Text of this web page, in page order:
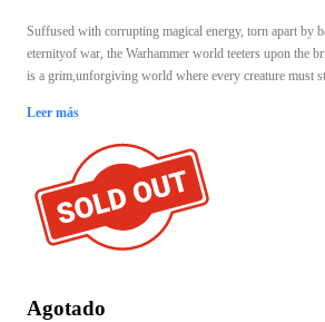
Suffused with corrupting magical energy, torn apart by
eternityof war, the Warhammer world teeters upon the
is a grim,unforgiving world where every creature must
Leer más
Agotado